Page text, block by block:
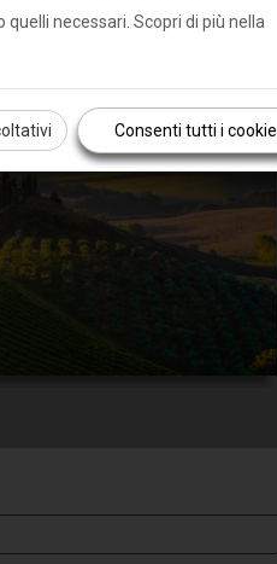
necessari. Scopri di più nella
Consenti tutti i cookie